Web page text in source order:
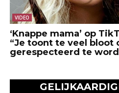
VIDEO
‘Knappe mama’ op
“Je toont te veel bloot
gerespecteerd te